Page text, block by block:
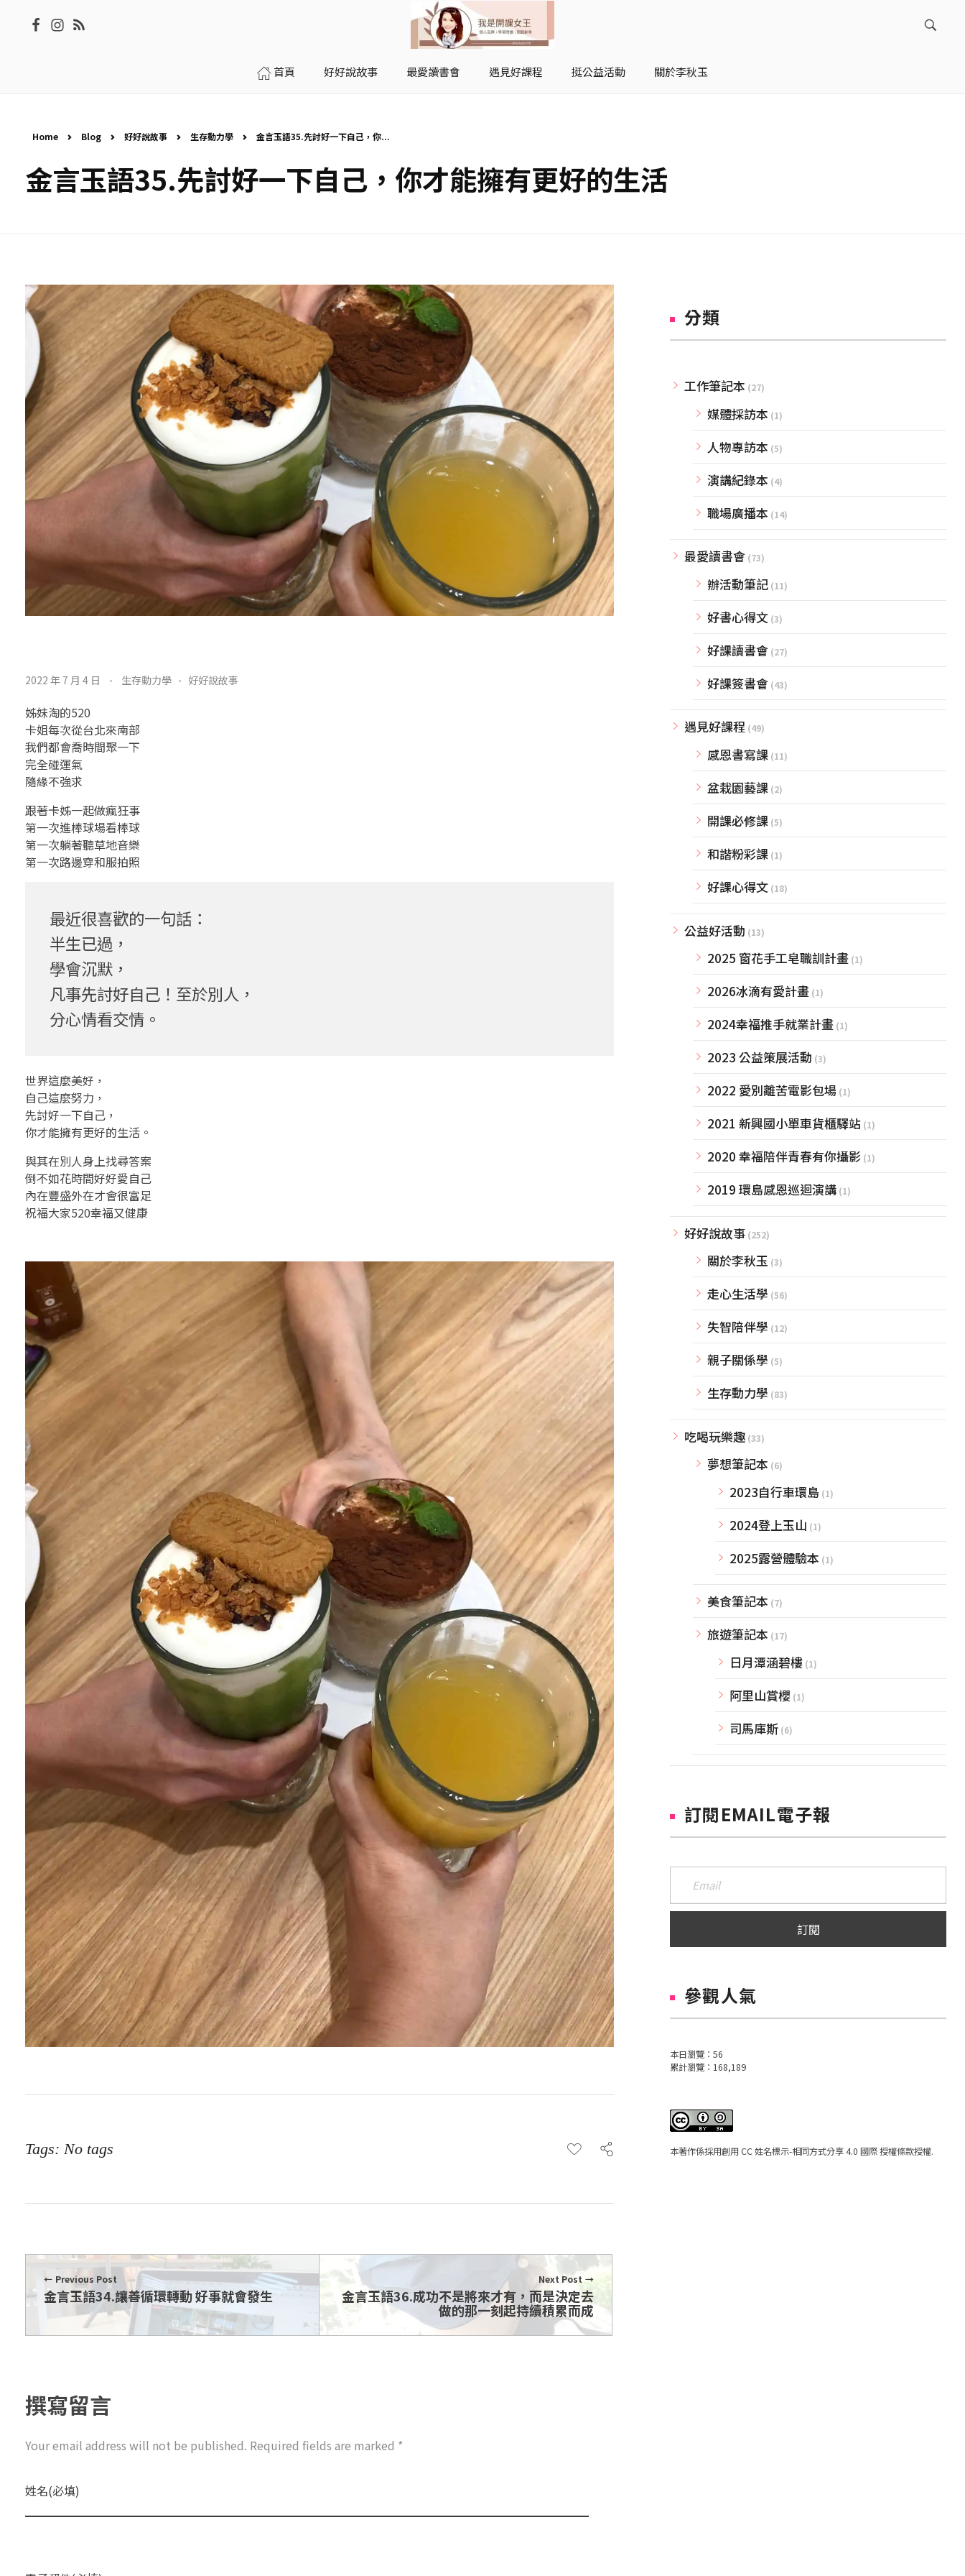
開課女王 李秋玉
拿起麥克風，影響全世界
首頁 好好說故事 最愛讀書會 遇見好課程 挺公益活動 關於李秋玉
Home Blog 好好說故事 生存動力學 金言玉語35.先討好一下自己，你...
金言玉語35.先討好一下自己，你才能擁有更好的生活
金
言
玉
語
3
5
.
，
你
才
能
擁
好
的
生
活
2022 年 7 月 4 日 生存動力學 好好說故事
姊妹淘的520
卡姐每次從台北來南部
我們都會喬時間聚一下
完全碰運氣
隨緣不強求
跟著卡姊一起做瘋狂事
第一次進棒球場看棒球
第一次躺著聽草地音樂
第一次路邊穿和服拍照
最近很喜歡的一句話：
半生已過，
學會沉默，
凡事先討好自己！至於別人，
分心情看交情。
世界這麼美好，
自己這麼努力，
先討好一下自己，
你才能擁有更好的生活。
與其在別人身上找尋答案
倒不如花時間好好愛自己
內在豐盛外在才會很富足
祝福大家520幸福又健康
Tags: No tags
Previous Post
金言玉語34.讓善循環轉動 好事就會發生
Next Post
金言玉語36.成功不是將來才有，而是決定去
做的那一刻起持續積累而成
撰寫留言
Your email address will not be published. Required fields are marked *
姓名(必填)
分類
工作筆記本 (27)
媒體採訪本 (1)
人物專訪本 (5)
演講紀錄本 (4)
職場廣播本 (14)
最愛讀書會 (73)
辦活動筆記 (11)
好書心得文 (3)
好課讀書會 (27)
好課簽書會 (43)
遇見好課程 (49)
感恩書寫課 (11)
盆栽園藝課 (2)
開課必修課 (5)
和諧粉彩課 (1)
好課心得文 (18)
公益好活動 (13)
2025 窗花手工皂職訓計畫 (1)
2026冰滴有愛計畫 (1)
2024幸福推手就業計畫 (1)
2023 公益策展活動 (3)
2022 愛別離苦電影包場 (1)
2021 新興國小單車貨櫃驛站 (1)
2020 幸福陪伴青春有你攝影 (1)
2019 環島感恩巡迴演講 (1)
好好說故事 (252)
關於李秋玉 (3)
走心生活學 (56)
失智陪伴學 (12)
親子關係學 (5)
生存動力學 (83)
吃喝玩樂趣 (33)
夢想筆記本 (6)
2023自行車環島 (1)
2024登上玉山 (1)
2025露營體驗本 (1)
美食筆記本 (7)
旅遊筆記本 (17)
日月潭涵碧樓 (1)
阿里山賞櫻 (1)
司馬庫斯 (6)
訂閱EMAIL電子報
參觀人氣
本日瀏覽：56
累計瀏覽：168,189
本著作係採用創用 CC 姓名標示-相同方式分享 4.0 國際 授權條款授權.